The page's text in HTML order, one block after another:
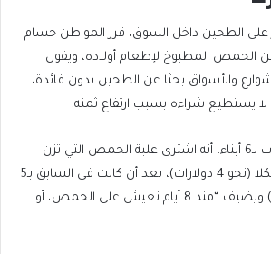
الطحين داخل السوق، قرر المواطن حسام
الحمص المطبوخ لإطعام أولاده، ويقول
والأسواق بحثا عن الطحين بدون فائدة،
لا يستطيع شراءه بسبب ارتفاع ثمنه.
ويذكر أبو حصيرة، وهو أب لـ6 أبناء، أنه اشترى علبة الحمص التي تزن
نصف كيلوغرام بـ14 شيكلا (نحو 4 دولارات)، بعد أن كانت في السابق بـ5
شواكل فقط (1.4 دولار) ويضيف “منذ 8 أيام نعيش على الحمص، أو